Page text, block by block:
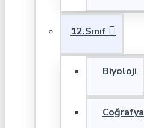
12.Sınıf
Biyoloji
Coğrafya